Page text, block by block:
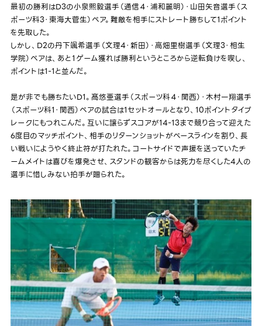
最初の勝利はD3の小泉熙毅選手（通信４・浦和麗明）・山田矢音選手（ス
ポーツ科3・東海大菅生）ペア。難敵を相手にストレート勝ちして1ポイント
を先取した。
しかし、D2の丹下颯希選手（文理4・新田）・高畑里樹選手（文理3・相生
学院）ペアは、あと１ゲーム獲れば勝利というところから逆転負けを喫し、
ポイントは1-1と並んだ。
是が非でも勝ちたいD1。髙悠亜選手（スポーツ科４・関西）・木村一翔選手
（スポーツ科1・関西）ペアの試合は1セットオールとなり、10ポイントタイブ
レークにもつれこんだ。互いに譲らずスコアが14-13まで競り合って迎えた
6度目のマッチポイント、相手のリターンショットがベースラインを割り、長
い戦いにようやく終止符が打たれた。コートサイドで声援を送っていたチ
ームメイトは喜びを爆発させ、スタンドの観客からは死力を尽くした4人の
選手に惜しみない拍手が贈られた。